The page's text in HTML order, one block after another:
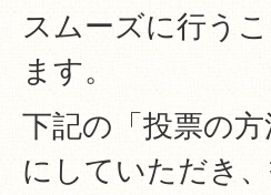
スムーズに行う
ます。
下記の「投票の
にしていただき